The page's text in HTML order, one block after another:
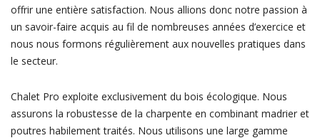
offrir une entière satisfaction. Nous allions donc notre passion à
un savoir-faire acquis au fil de nombreuses années d’exercice et
nous nous formons régulièrement aux nouvelles pratiques dans
le secteur.
Chalet Pro exploite exclusivement du bois écologique. Nous
assurons la robustesse de la charpente en combinant madrier et
poutres habilement traités. Nous utilisons une large gamme